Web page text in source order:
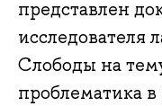
представлен
исследователя
Слободы на
проблематика